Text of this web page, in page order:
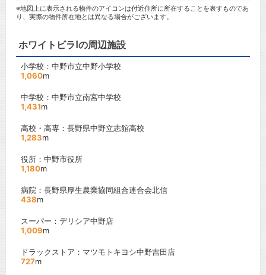
※地図上に表示される物件のアイコンは付近住所に所在することを表すものであ
り、実際の物件所在地とは異なる場合がございます。
ホワイトビラⅠの周辺施設
小学校：中野市立中野小学校
1,060m
中学校：中野市立南宮中学校
1,431m
高校・高専：長野県中野立志館高校
1,283m
役所：中野市役所
1,180m
病院：長野県厚生農業協同組合連合会北信
438m
スーパー：デリシア中野店
1,009m
ドラックストア：マツモトキヨシ中野吉田店
727m